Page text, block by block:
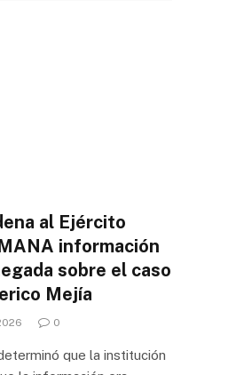
al Ejército
información
sobre el caso
Mejía
0
que la institución